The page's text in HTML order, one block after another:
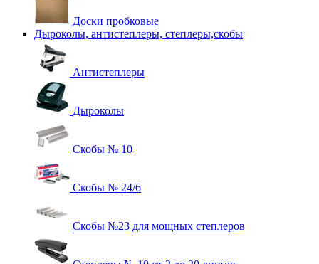
Доски пробковые
Дыроколы, антистеплеры, степлеры,скобы
Антистеплеры
Дыроколы
Скобы № 10
Скобы № 24/6
Скобы №23 для мощных степлеров